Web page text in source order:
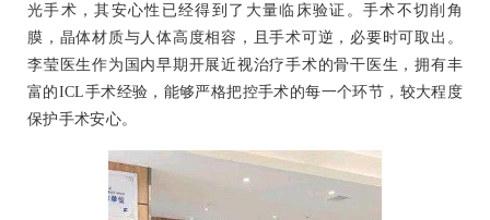
光手术，其安心性已经得到了大量临床验证。手术不切削角
膜，晶体材质与人体高度相容，且手术可逆，必要时可取出。
李莹医生作为国内早期开展近视治疗手术的骨干医生，拥有丰
富的ICL手术经验，能够严格把控手术的每一个环节，较大程度
保护手术安心。